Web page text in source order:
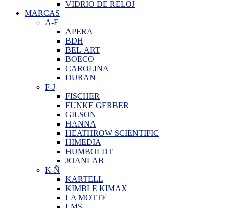
VIDRIO DE RELOJ
MARCAS
A-E
APERA
BDH
BEL-ART
BOECO
CAROLINA
DURAN
F-J
FISCHER
FUNKE GERBER
GILSON
HANNA
HEATHROW SCIENTIFIC
HIMEDIA
HUMBOLDT
JOANLAB
K-Ñ
KARTELL
KIMBLE KIMAX
LA MOTTE